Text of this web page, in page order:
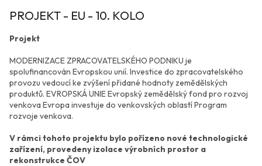
PROJEKT - EU - 10. KOLO
Projekt
MODERNIZACE ZPRACOVATELSKÉHO PODNIKU je
spolufinancován Evropskou unií. Investice do zpracovatelského
provozu vedoucí ke zvýšení přidané hodnoty zemědělských
produktů. EVROPSKÁ UNIE Evropský zemědělský fond pro rozvoj
venkova Evropa investuje do venkovských oblastí Program
rozvoje venkova.
V rámci tohoto projektu bylo pořízeno nové technologické
zařízení, provedeny izolace výrobních prostor a
rekonstrukce ČOV